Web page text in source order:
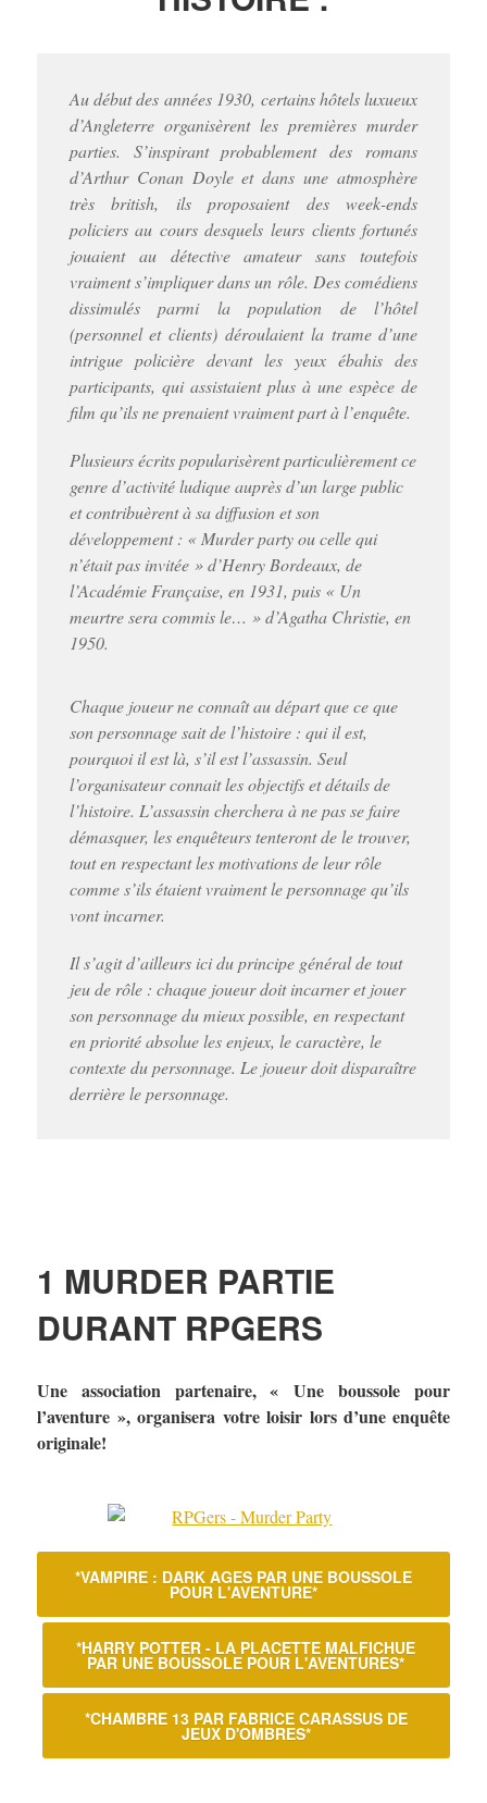
Au début des années 1930, certains hôtels luxueux
d’Angleterre organisèrent les premières murder
parties. S’inspirant probablement des romans
d’Arthur Conan Doyle et dans une atmosphère
très british, ils proposaient des week-ends
policiers au cours desquels leurs clients fortunés
jouaient au détective amateur sans toutefois
vraiment s’impliquer dans un rôle. Des comédiens
dissimulés parmi la population de l’hôtel
(personnel et clients) déroulaient la trame d’une
intrigue policière devant les yeux ébahis des
participants, qui assistaient plus à une espèce de
film qu’ils ne prenaient vraiment part à l’enquête.
Plusieurs écrits popularisèrent particulièrement ce
genre d’activité ludique auprès d’un large public
et contribuèrent à sa diffusion et son
développement : « Murder party ou celle qui
n’était pas invitée » d’Henry Bordeaux, de
l’Académie Française, en 1931, puis « Un
meurtre sera commis le… » d’Agatha Christie, en
1950.
Chaque joueur ne connaît au départ que ce que
son personnage sait de l’histoire : qui il est,
pourquoi il est là, s’il est l’assassin. Seul
l’organisateur connait les objectifs et détails de
l’histoire. L’assassin cherchera à ne pas se faire
démasquer, les enquêteurs tenteront de le trouver,
tout en respectant les motivations de leur rôle
comme s’ils étaient vraiment le personnage qu’ils
vont incarner.
Il s’agit d’ailleurs ici du principe général de tout
jeu de rôle : chaque joueur doit incarner et jouer
son personnage du mieux possible, en respectant
en priorité absolue les enjeux, le caractère, le
contexte du personnage. Le joueur doit disparaître
derrière le personnage.
1 MURDER PARTIE
DURANT RPGERS
Une association partenaire, « Une boussole pour
l’aventure », organisera votre loisir lors d’une enquête
originale!